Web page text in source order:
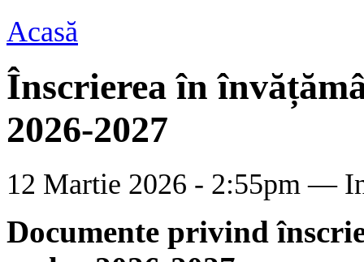
Acasă
Înscrierea în
2026-2027
12 Martie 2026 - 2:55pm —
Documente privind